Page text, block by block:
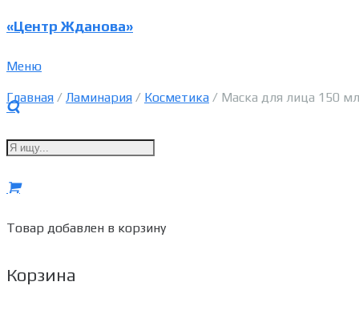
«Центр Жданова»
Меню
Товар добавлен в корзину
Корзина
Главная / Ламинария / Косметика / Маска для лица 150